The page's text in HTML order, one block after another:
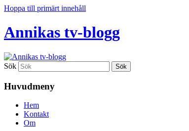
Hoppa till primärt innehåll
Annikas tv-blogg
Sök
Huvudmeny
Hem
Kontakt
Om